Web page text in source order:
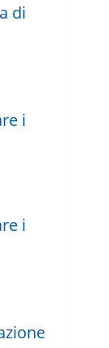
di
i